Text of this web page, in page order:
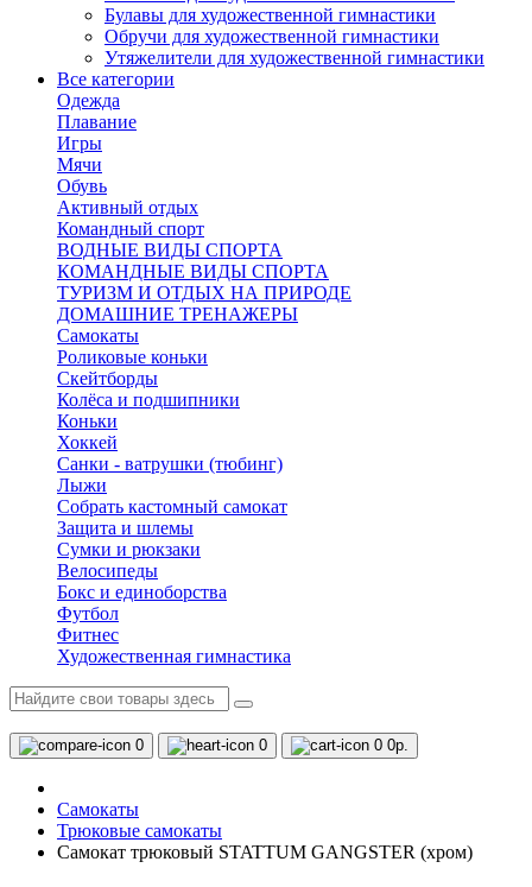
Булавы для художественной гимнастики
Обручи для художественной гимнастики
Утяжелители для художественной гимнастики
Все категории
Одежда
Плавание
Игры
Мячи
Обувь
Активный отдых
Командный спорт
ВОДНЫЕ ВИДЫ СПОРТА
КОМАНДНЫЕ ВИДЫ СПОРТА
ТУРИЗМ И ОТДЫХ НА ПРИРОДЕ
ДОМАШНИЕ ТРЕНАЖЕРЫ
Самокаты
Роликовые коньки
Скейтборды
Колёса и подшипники
Коньки
Хоккей
Санки - ватрушки (тюбинг)
Лыжи
Собрать кастомный самокат
Защита и шлемы
Сумки и рюкзаки
Велосипеды
Бокс и единоборства
Футбол
Фитнес
Художественная гимнастика
0 0 0 0р.
Самокаты
Трюковые самокаты
Самокат трюковый STATTUM GANGSTER (хром)